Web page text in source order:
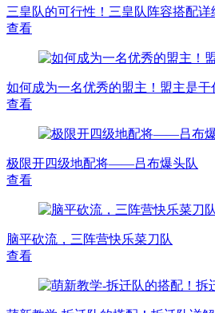
三皇队的可行性！三皇队阵容搭配详
查看
如何成为一名优秀的盟主！盟主是干
查看
极限开四级地配将——吕布爆头队
查看
脑平砍流，三阵营快乐菜刀队
查看